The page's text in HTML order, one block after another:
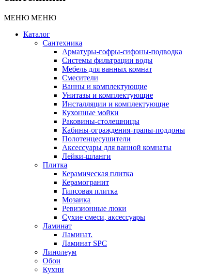
МЕНЮ МЕНЮ
Каталог
Сантехника
Арматуры-гофры-сифоны-подводка
Системы фильтрации воды
Мебель для ванных комнат
Смесители
Ванны и комплектующие
Унитазы и комплектующие
Инсталляции и комплектующие
Кухонные мойки
Раковины-столешницы
Кабины-ограждения-трапы-поддоны
Полотенцесушители
Аксессуары для ванной комнаты
Лейки-шланги
Плитка
Керамическая плитка
Керамогранит
Гипсовая плитка
Мозаика
Ревизионные люки
Сухие смеси, аксессуары
Ламинат
Ламинат.
Ламинат SPC
Линолеум
Обои
Кухни